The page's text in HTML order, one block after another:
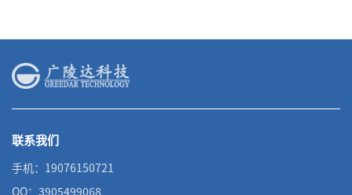
联系我们
手机：19076150721
QQ：3905499068